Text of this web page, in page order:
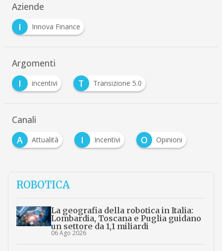
Aziende
I
Innova Finance
Argomenti
I
incentivi T Transizione 5.0
Canali
A
Attualità I Incentivi O Opinioni
ROBOTICA
La geografia della robotica in Italia:
Lombardia, Toscana e Puglia guidano
un settore da 1,1 miliardi
06 Ago 2026